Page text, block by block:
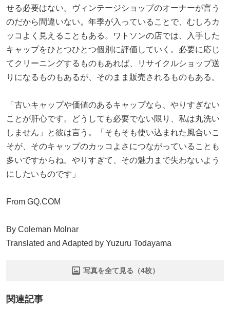
せる必要はない。ヴィンテージショップのオーナーが言う
のだから間違いない。年季が入っていることで、むしろカ
ッコよく見えることもある。ワトソンの店では、入手した
キャップをひとつひとつ個別に評価していく。必要に応じ
てクリーニングするものもあれば、リサイクルショップ送
りになるものもあるが、そのまま販売されるものもある。
「古いキャップや価値のあるキャップなら、やりすぎない
ことが肝心です。どうしても必要でない限り、私は丸洗い
しません」と彼は言う。「そもそも使い込まれた風合いこ
そが、そのキャップのカッコよさにつながっていることも
多いですからね。やりすぎて、その魅力まで失わないよう
にしたいものです」
From GQ.COM
By Coleman Molnar
Translated and Adapted by Yuzuru Todayama
写真を全て見る（4枚）
関連記事